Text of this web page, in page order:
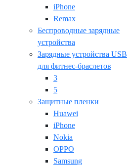
iPhone
Remax
Беспроводные зарядные
устройства
Зарядные устройства USB
для фитнес-браслетов
3
5
Защитные пленки
Huawei
iPhone
Nokia
OPPO
Samsung